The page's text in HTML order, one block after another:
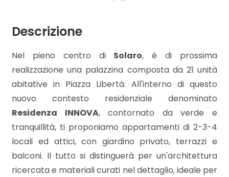
Descrizione
Nel pieno centro di Solaro, è di prossima
realizzazione una palazzina composta da 21 unità
abitative in Piazza Libertà. All'interno di questo
nuovo contesto residenziale denominato
Residenza INNOVA, contornato da verde e
tranquillità, ti proponiamo appartamenti di 2-3-4
locali ed attici, con giardino privato, terrazzi e
balconi. Il tutto si distinguerà per un'architettura
ricercata e materiali curati nel dettaglio, ideale per
Totale
mq